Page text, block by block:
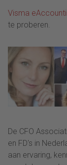
Visma
te proberen.
De CFO
en FD's in
aan ervaring,